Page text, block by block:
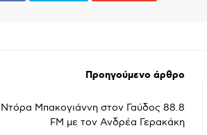
Προηγούμενο άρθρο
Μπακογιάννη στον Γαύδος 88.8
FM με τον Ανδρέα Γερακάκη